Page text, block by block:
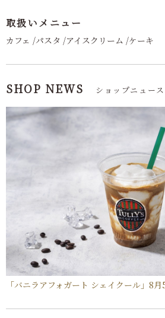
取扱いメニュー
カフェ /パスタ /アイスクリーム /ケーキ
SHOP NEWS ショップニュース
「バニラアフォガート シェイクール」8